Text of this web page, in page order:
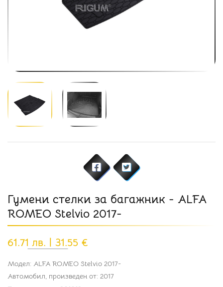
Гумени стелки за багажник - ALFA
ROMEO Stelvio 2017-
61.71 лв. | 31.55 €
Модел: ALFA ROMEO Stelvio 2017-
Автомобил, произведен от: 2017